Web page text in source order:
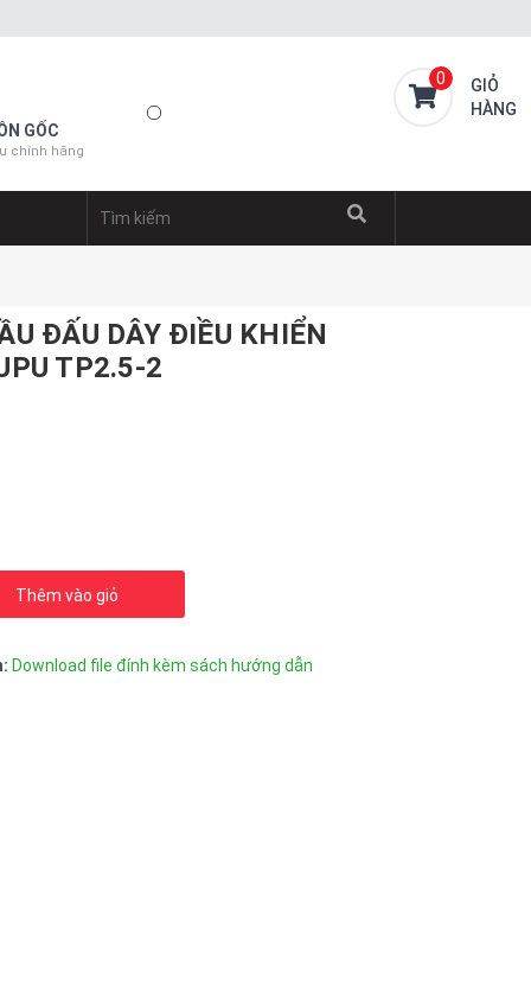
GỐC
chính hãng
0
GIỎ
HÀNG
ĐẤU DÂY ĐIỀU KHIỂN
TP2.5-2
Thêm vào giỏ
Download file đính kèm sách hướng dẫn